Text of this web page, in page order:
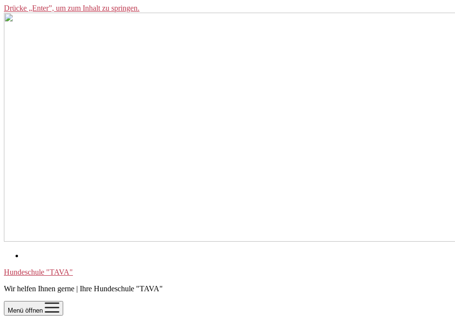
Drücke „Enter”, um zum Inhalt zu springen.
Hundeschule "TAVA"
Wir helfen Ihnen gerne | Ihre Hundeschule "TAVA"
Menü öffnen